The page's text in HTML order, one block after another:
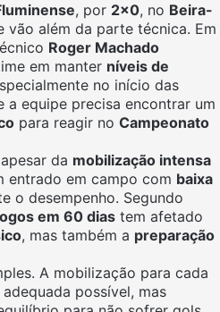
, por 2×0, no Beira-
vão além da parte técnica. Em
Roger Machado
em manter níveis de
no início das
a equipe precisa encontrar um
para reagir no Campeonato
da mobilização intensa
entrado em campo com baixa
o desempenho. Segundo
em 60 dias tem afetado
, mas também a preparação
A mobilização para cada
possível, mas